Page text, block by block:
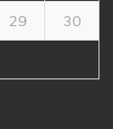
29 30